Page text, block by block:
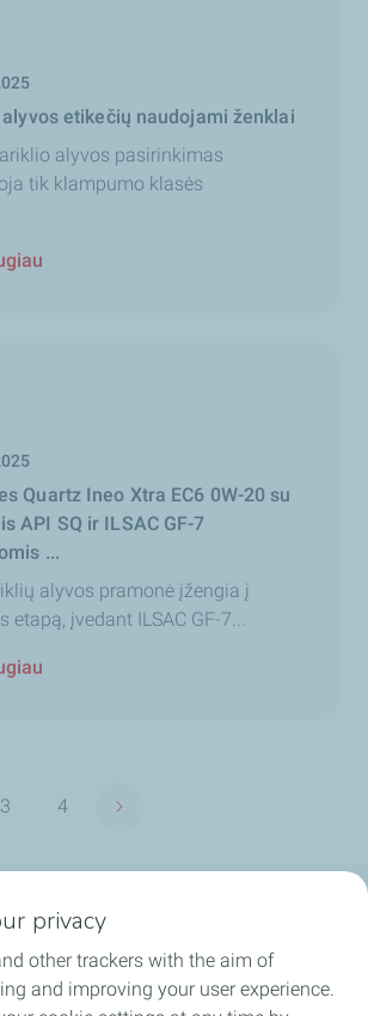
etikečių naudojami ženklai
alyvos pasirinkimas
tik klampumo klasės
Quartz Ineo Xtra EC6 0W-20 su
API SQ ir ILSAC GF-7
...
alyvos pramonė įžengia į
etapą, įvedant ILSAC GF-7...
Puslapis
3
Puslapis
4
Sekantis puslapis
privacy
other trackers with the aim of
and improving your user experience.